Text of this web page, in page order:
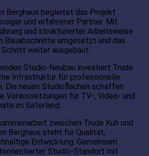
Berghaus begleitet das Projekt
und erfahrener Partner. Mit
und strukturierter Arbeitsweise
Bauabschnitte umgesetzt und das
weiter ausgebaut.
Studio-Neubau investiert Trude
Infrastruktur für professionelle
Die neuen Studioflächen schaffen
Voraussetzungen für TV-, Video- und
im Saterland.
zwischen Trude Kuh und
Berghaus steht für Qualität,
Entwicklung. Gemeinsam
Studio-Standort mit